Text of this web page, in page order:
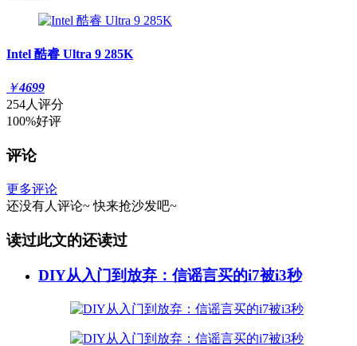
Intel 酷睿 Ultra 9 285K
￥4699
254人评分
100%好评
评论
更多评论
还没有人评论~ 快来抢沙发吧~
读过此文的还读过
DIY从入门到放弃：信谣言买的i7被i3秒